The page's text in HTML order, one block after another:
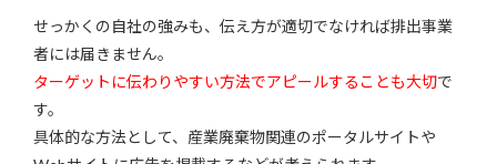
せっかくの自社の強みも、伝え方が適切でなければ排出事業
者には届きません。
ターゲットに伝わりやすい方法でアピールすることも大切で
す。
具体的な方法として、産業廃棄物関連のポータルサイトや